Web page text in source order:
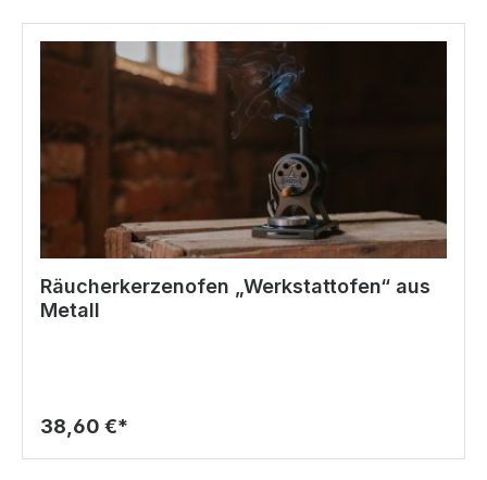
Räucherkerzenofen „Werkstattofen“ aus
Metall
38,60 €*